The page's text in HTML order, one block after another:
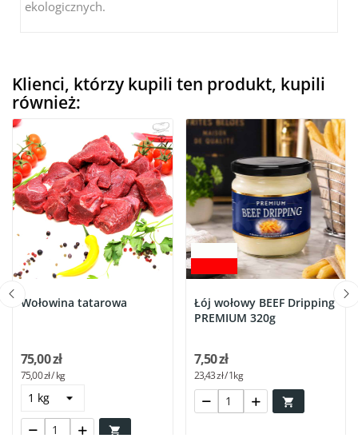
ekologicznych.
Klienci, którzy kupili ten produkt, kupili
również:
Wołowina tatarowa

75,00 zł
75,00 zł / kg
Łój wołowy BEEF Dripping
PREMIUM 320g

7,50 zł
23,43 zł / 1kg